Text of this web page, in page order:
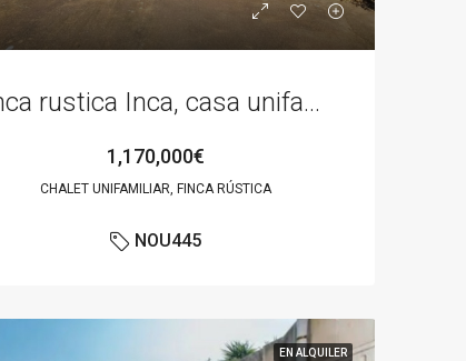
Finca rustica Inca, casa unifamiliar aislada
1,170,000€
CHALET UNIFAMILIAR, FINCA RÚSTICA
NOU445
EN ALQUILER